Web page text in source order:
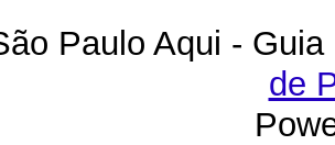
Paulo Aqui -
de